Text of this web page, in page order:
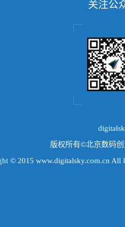
关注公
版权所有©北京数码创
© 2015 www.digitalsky.com.cn